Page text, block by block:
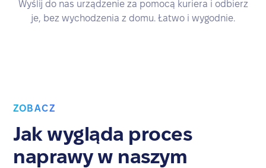
Wyślij do nas urządzenie za pomocą kuriera i odbierz
je, bez wychodzenia z domu. Łatwo i wygodnie.
ZOBACZ
Jak wygląda proces
naprawy w naszym